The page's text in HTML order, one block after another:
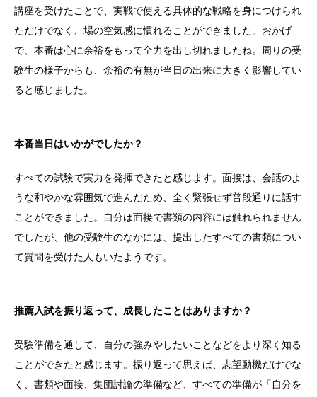
講座を受けたことで、実戦で使える具体的な戦略を身につけられ
ただけでなく、場の空気感に慣れることができました。おかげ
で、本番は心に余裕をもって全力を出し切れましたね。周りの受
験生の様子からも、余裕の有無が当日の出来に大きく影響してい
ると感じました。
本番当日はいかがでしたか？
すべての試験で実力を発揮できたと感じます。面接は、会話のよ
うな和やかな雰囲気で進んだため、全く緊張せず普段通りに話す
ことができました。自分は面接で書類の内容には触れられません
でしたが、他の受験生のなかには、提出したすべての書類につい
て質問を受けた人もいたようです。
推薦入試を振り返って、成長したことはありますか？
受験準備を通して、自分の強みやしたいことなどをより深く知る
ことができたと感じます。振り返って思えば、志望動機だけでな
く、書類や面接、集団討論の準備など、すべての準備が「自分を